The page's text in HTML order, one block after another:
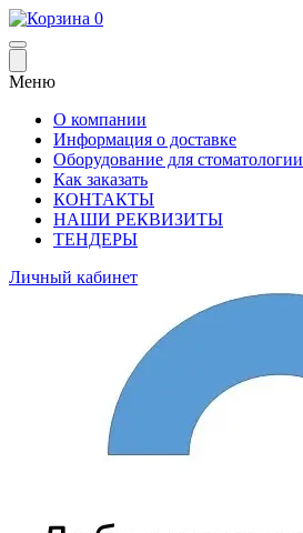
0
Меню
О компании
Информация о доставке
Оборудование для стоматологии
Как заказать
КОНТАКТЫ
НАШИ РЕКВИЗИТЫ
ТЕНДЕРЫ
Личный кабинет